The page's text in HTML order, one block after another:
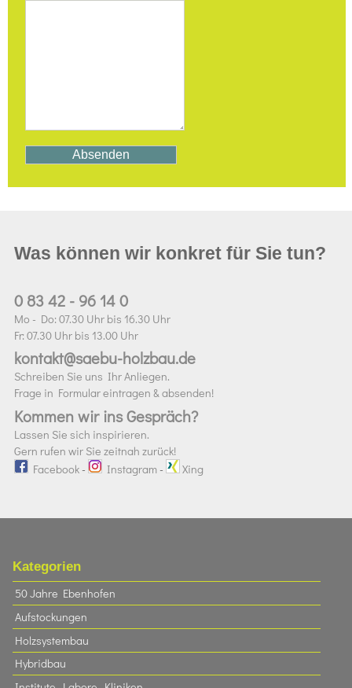
Was können wir konkret für Sie tun?
0 83 42 - 96 14 0
Mo - Do: 07.30 Uhr bis 16.30 Uhr
Fr: 07.30 Uhr bis 13.00 Uhr
kontakt@saebu-holzbau.de
Schreiben Sie uns Ihr Anliegen.
Frage in Formular eintragen & absenden!
Kommen wir ins Gespräch?
Lassen Sie sich inspirieren.
Gern rufen wir Sie zeitnah zurück!
Facebook- Instagram- Xing
Kategorien
50 Jahre Ebenhofen
Aufstockungen
Holzsystembau
Hybridbau